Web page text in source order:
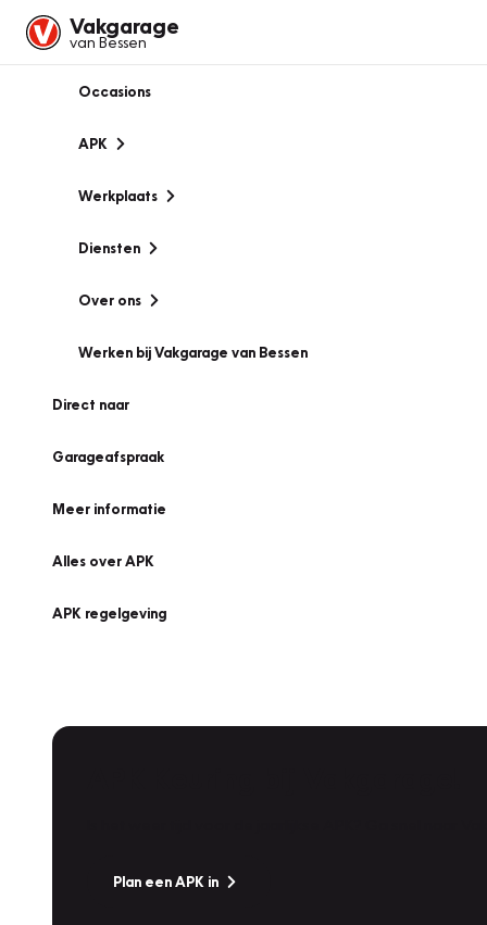
Vakgarage
van Bessen
Occasions
APK
Werkplaats
Diensten
Over ons
Werken bij Vakgarage van Bessen
Direct naar
Garageafspraak
Meer informatie
Alles over APK
APK regelgeving
Plan een APK in